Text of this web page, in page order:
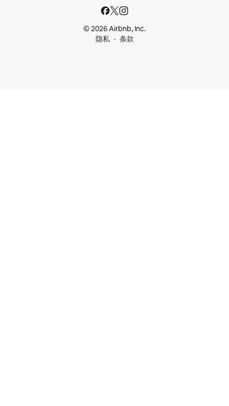
© 2026 Airbnb, Inc.
隐私
条款